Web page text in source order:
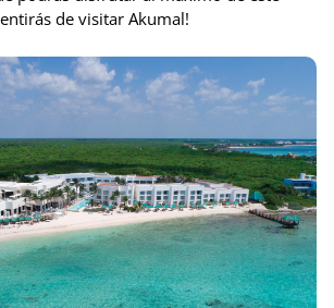
de visitar Akumal!